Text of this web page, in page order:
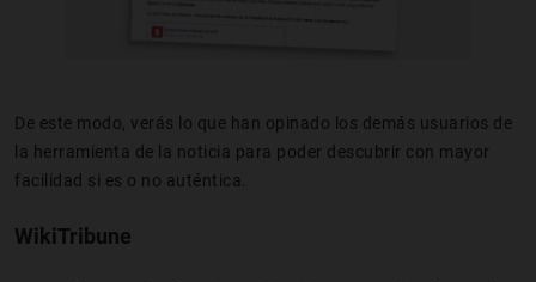
De este modo, verás lo que han opinado los demás usuarios de
la herramienta de la noticia para poder descubrir con mayor
facilidad si es o no auténtica.
WikiTribune